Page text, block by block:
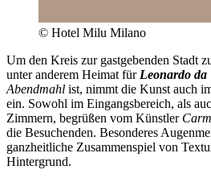
© Hotel Milu Milano
Um den Kreis zur gastgebenden Stadt
unter anderem Heimat fürLeonardo da
Abendmahl ist, nimmt die Kunst auch
ein. Sowohl im Eingangsbereich, als
Zimmern, begrüßen vom Künstler
die Besuchenden. Besonderes
ganzheitliche Zusammenspiel von
Hintergrund.